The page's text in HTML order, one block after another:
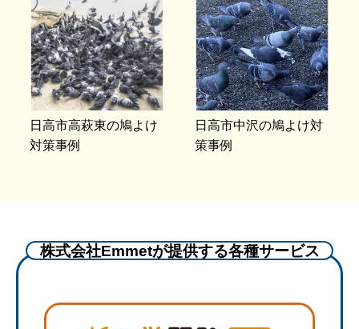
日高市高萩東の鳩よけ
対策事例
日高市中沢の鳩よけ対
策事例
株式会社Emmetが提供する各種サービス